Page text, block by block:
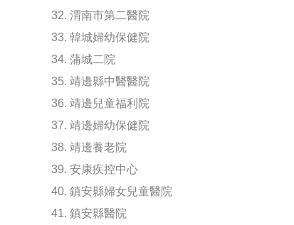
32. 渭南市第二醫院
33. 韓城婦幼保健院
34. 蒲城二院
35. 靖邊縣中醫醫院
36. 靖邊兒童福利院
37. 靖邊婦幼保健院
38. 靖邊養老院
39. 安康疾控中心
40. 鎮安縣婦女兒童醫院
41. 鎮安縣醫院